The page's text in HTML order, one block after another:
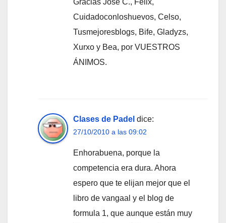
Cuidadoconloshuevos, Celso,
Tusmejoresblogs, Bife, Gladyzs,
Xurxo y Bea, por VUESTROS
ÁNIMOS.
Clases de Padel dice:
27/10/2010 a las 09:02
Enhorabuena, porque la
competencia era dura. Ahora
espero que te elijan mejor que el
libro de vangaal y el blog de
formula 1, que aunque están muy